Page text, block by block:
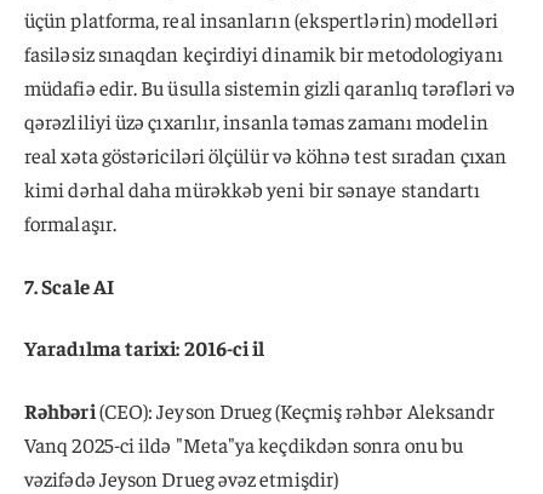
üçün platforma, real insanların (ekspertlərin) modelləri
fasiləsiz sınaqdan keçirdiyi dinamik bir metodologiyanı
müdafiə edir. Bu üsulla sistemin gizli qaranlıq tərəfləri və
qərəzliliyi üzə çıxarılır, insanla təmas zamanı modelin
real xəta göstəriciləri ölçülür və köhnə test sıradan çıxan
kimi dərhal daha mürəkkəb yeni bir sənaye standartı
formalaşır.
7. Scale AI
Yaradılma tarixi: 2016-ci il
Rəhbəri(CEO): Jeyson Drueg (Keçmiş rəhbər Aleksandr
Vanq 2025-ci ildə "Meta"ya keçdikdən sonra onu bu
vəzifədə Jeyson Drueg əvəz etmişdir)